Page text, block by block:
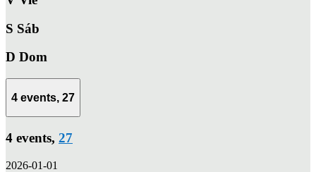
S Sáb
D Dom
4 events, 27
4 events, 27
2026-01-01